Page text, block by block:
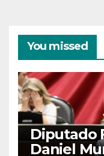
You missed
Diputado
Daniel